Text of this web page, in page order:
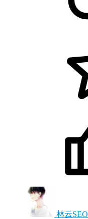
林云SEO